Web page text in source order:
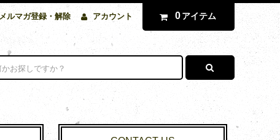
メルマガ登録・解除 アカウント 0 アイテム